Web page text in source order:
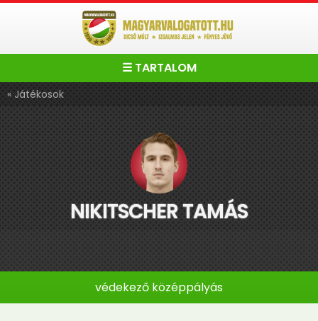
☰ TARTALOM
« Játékosok
NIKITSCHER TAMÁS
védekező középpályás